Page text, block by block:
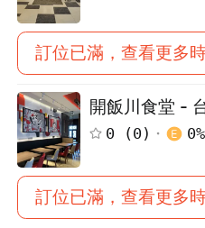
訂位已滿，查看更多
開飯川食堂 -
0 (0 ) 0%
訂位已滿，查看更多